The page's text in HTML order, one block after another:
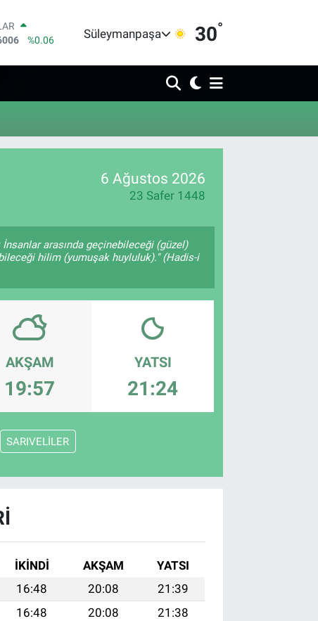
%0.06
%0.02
Süleymanpaşa 30°
6 Ağustos 2026
23 Safer 1448
arasında geçinebileceği (güzel)
hilim (yumuşak huyluluk)." (Hadis-i
AKŞAM
19:57
YATSI
21:24
SARIVELİLER
İKINDI AKŞAM
YATSI
16:48 20:08
21:39
16:48 20:08
21:38